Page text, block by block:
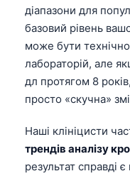
діапазони для
базовий рівень
може бути
лабораторій, але
дл протягом 8
просто «скучна»
Наші клініцисти
трендів аналізу
результат справді